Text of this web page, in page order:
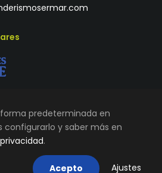
LEGAL, TÉRMINOS Y CONDICIONES DE
predeterminada en
configurarlo y saber más en
.
Acepto Ajustes